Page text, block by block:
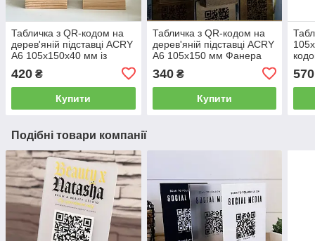
Табличка з QR-кодом на
дерев'яній підставці ACRY
А6 105х150х40 мм із
варіантами
420 ₴
Купити
Табличка з QR-кодом на
дерев'яній підставці ACRY
А6 105х150 мм Фанера
340₴
Купити
570
Подібні товари компанії